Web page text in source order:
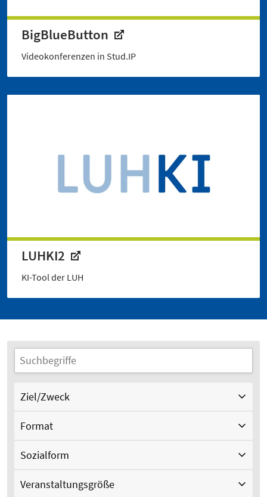
BigBlueButton
Videokonferenzen in Stud.IP
LUHKI2
KI-Tool der LUH
Ziel/Zweck
Format
Sozialform
Veranstaltungsgröße